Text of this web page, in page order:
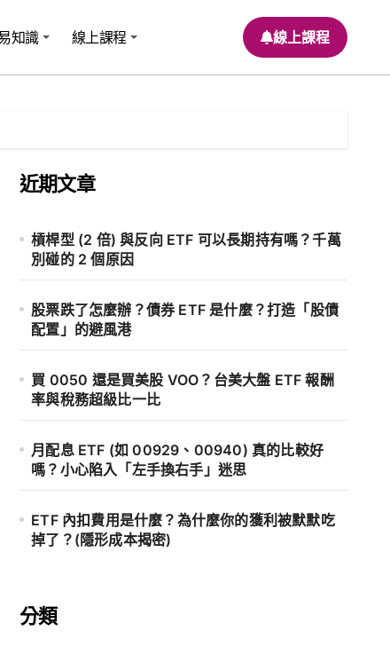
知識 線上課程 線上課程
近期文章
槓桿型 (2 倍) 與反向 ETF 可以長期持有嗎？千萬
別碰的 2 個原因
股票跌了怎麼辦？債券 ETF 是什麼？打造「股債
配置」的避風港
買 0050 還是買美股 VOO？台美大盤 ETF 報酬
率與稅務超級比一比
月配息 ETF (如 00929、00940) 真的比較好
嗎？小心陷入「左手換右手」迷思
ETF 內扣費用是什麼？為什麼你的獲利被默默吃
掉了？(隱形成本揭密)
分類